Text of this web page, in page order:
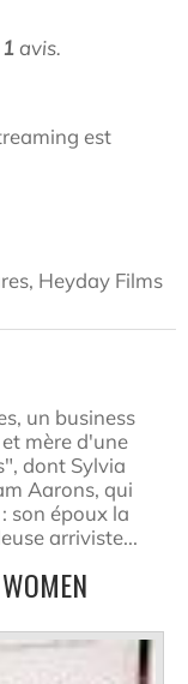
1 avis.
est
Heyday Films
un business
mère d'une
dont Sylvia
Aarons, qui
son époux la
arriviste...